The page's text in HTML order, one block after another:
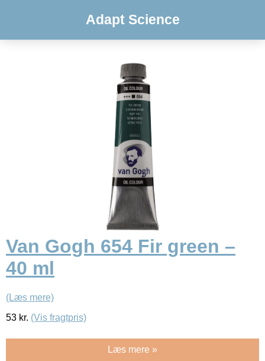
Adapt Science
Van Gogh 654 Fir green –
40 ml
(Læs mere)
53 kr. (Vis fragtpris)
Læs mere »